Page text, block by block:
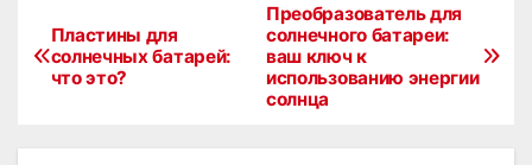
Н
а
Преобразователь для
солнечного батареи:
ваш ключ к
использованию энергии
солнца
Пластины для
солнечных батарей:
что это?